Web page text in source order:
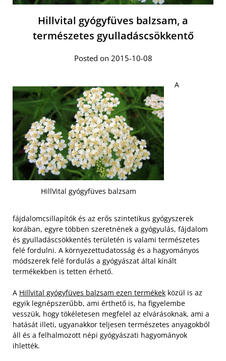
Hillvital gyógyfüves balzsam, a
természetes gyulladáscsökkentő
Posted on 2015-10-08
HillVital gyógyfüves balzsam
A
fájdalomcsillapítók és az erős szintetikus gyógyszerek
korában, egyre többen szeretnének a gyógyulás, fájdalom
és gyulladáscsökkentés területén is valami természetes
felé fordulni. A környezettudatosság és a hagyományos
módszerek felé fordulás a gyógyászat által kínált
termékekben is tetten érhető.
A Hillvital gyógyfüves balzsam ezen termékek közül is az
egyik legnépszerűbb, ami érthető is, ha figyelembe
vesszük, hogy tökéletesen megfelel az elvárásoknak, ami a
hatását illeti, ugyanakkor teljesen természetes anyagokból
áll és a felhalmozott népi gyógyászati hagyományok
ihlették.